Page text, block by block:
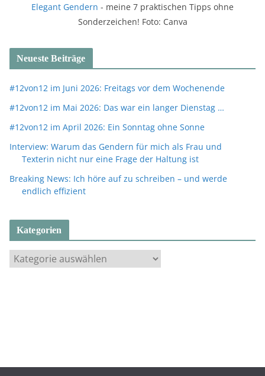
Elegant Gendern - meine 7 praktischen Tipps ohne
Sonderzeichen! Foto: Canva
Neueste Beiträge
#12von12 im Juni 2026: Freitags vor dem Wochenende
#12von12 im Mai 2026: Das war ein langer Dienstag …
#12von12 im April 2026: Ein Sonntag ohne Sonne
Interview: Warum das Gendern für mich als Frau und
Texterin nicht nur eine Frage der Haltung ist
Breaking News: Ich höre auf zu schreiben – und werde
endlich effizient
Kategorien
a